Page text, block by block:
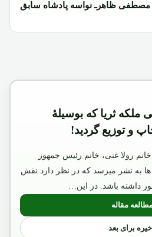
ظاهرـ نواسه پادشاه سابق
ملکه ثریا که بوسیلۀ
و توزیع گردید!
خانم رولا غنی، خانم رئیس جمهور
ها به نشر میرسد که در نظر دارد نقش
داشته باشد. در این…
مقاله
: عکس تقلبی و تبلیغاتی ملکه ثریا که
برای بعد